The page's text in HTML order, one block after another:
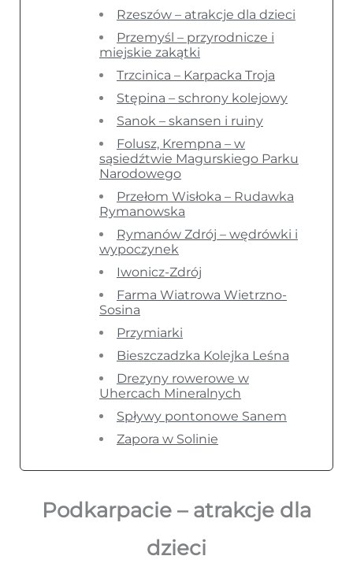
Rzeszów – atrakcje dla dzieci
Przemyśl – przyrodnicze i
miejskie zakątki
Trzcinica – Karpacka Troja
Stępina – schrony kolejowy
Sanok – skansen i ruiny
Folusz, Krempna – w
sąsiedźtwie Magurskiego Parku
Narodowego
Przełom Wisłoka – Rudawka
Rymanowska
Rymanów Zdrój – wędrówki i
wypoczynek
Iwonicz-Zdrój
Farma Wiatrowa Wietrzno-
Sosina
Przymiarki
Bieszczadzka Kolejka Leśna
Drezyny rowerowe w
Uhercach Mineralnych
Spływy pontonowe Sanem
Zapora w Solinie
Podkarpacie – atrakcje dla
dzieci